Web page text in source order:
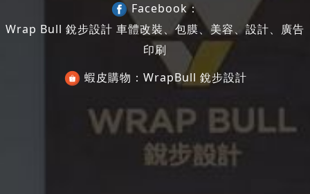
Facebook：
Wrap Bull 銳步設計 車體改裝、包膜、美容、設計、廣告
印刷
蝦皮購物： WrapBull 銳步設計